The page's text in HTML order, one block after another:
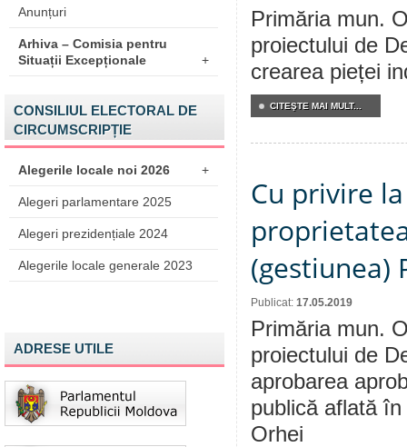
Anunțuri
Arhiva – Comisia pentru
Situații Excepționale
+
CONSILIUL ELECTORAL DE
CIRCUMSCRIPȚIE
Alegerile locale noi 2026 +
Alegeri parlamentare 2025
Alegeri prezidențiale 2024
Alegerile locale generale 2023
ADRESE UTILE
Primăria mun.
proiectului de
crearea pieței
CITEŞTE MAI MULT...
Cu privire
(gestiunea)
Publicat: 17.05.2019
Primăria mun.
proiectului de
aprobarea
publică aflată
Orhei